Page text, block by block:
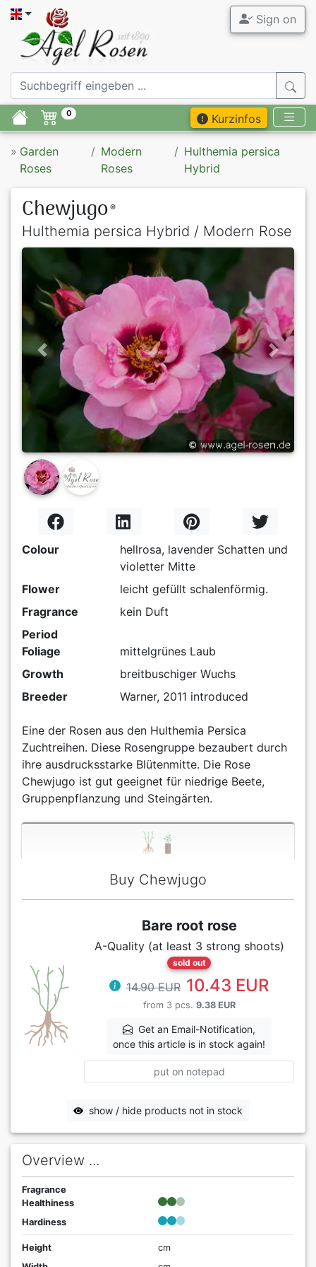
Sign on
0 Kurzinfos
» Garden
Roses
Modern
Roses
Hulthemia persica
Hybrid
Chewjugo ®
Hulthemia persica Hybrid / Modern Rose
Previous Next
Colour
hellrosa, lavender Schatten und
violetter Mitte
Flower
leicht gefüllt schalenförmig.
Fragrance
kein Duft
Period
Foliage
mittelgrünes Laub
Growth
breitbuschiger Wuchs
Breeder
Warner, 2011 introduced
Eine der Rosen aus den Hulthemia Persica
Zuchtreihen. Diese Rosengruppe bezaubert durch
ihre ausdrucksstarke Blütenmitte. Die Rose
Chewjugo ist gut geeignet für niedrige Beete,
Gruppenpflanzung und Steingärten.
Buy Chewjugo
Bare root rose
A-Quality (at least 3 strong shoots)
sold out
14.90 EUR 10.43 EUR
from 3 pcs. 9.38 EUR
Get an Email-Notification,
once this article is in stock again!
put on notepad
show / hide products not in stock
Overview ...
Fragrance
Healthiness
Hardiness
Height
cm